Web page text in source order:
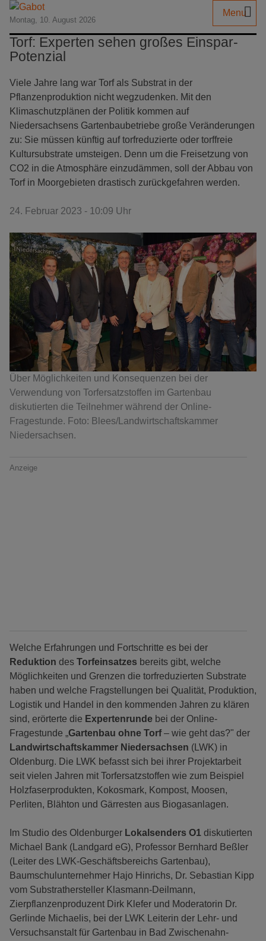
Montag, 10. August 2026
Menu
Torf: Experten sehen großes Einspar-
Potenzial
Viele Jahre lang war Torf als Substrat in der
Pflanzenproduktion nicht wegzudenken. Mit den
Klimaschutzplänen der Politik kommen auf
Niedersachsens Gartenbaubetriebe große Veränderungen
zu: Sie müssen künftig auf torfreduzierte oder torffreie
Kultursubstrate umsteigen. Denn um die Freisetzung von
CO2 in die Atmosphäre einzudämmen, soll der Abbau von
Torf in Moorgebieten drastisch zurückgefahren werden.
24. Februar 2023 - 10:09 Uhr
Über Möglichkeiten und Konsequenzen bei der
Verwendung von Torfersatzstoffen im Gartenbau
diskutierten die Teilnehmer während der Online-
Fragestunde. Foto: Blees/Landwirtschaftskammer
Niedersachsen.
Anzeige
Welche Erfahrungen und Fortschritte es bei der
Reduktion des Torfeinsatzes bereits gibt, welche
Möglichkeiten und Grenzen die torfreduzierten Substrate
haben und welche Fragstellungen bei Qualität, Produktion,
Logistik und Handel in den kommenden Jahren zu klären
sind, erörterte die Expertenrunde bei der Online-
Fragestunde „Gartenbau ohne Torf– wie geht das?" der
Landwirtschaftskammer Niedersachsen (LWK) in
Oldenburg. Die LWK befasst sich bei ihrer Projektarbeit
seit vielen Jahren mit Torfersatzstoffen wie zum Beispiel
Holzfaserprodukten, Kokosmark, Kompost, Moosen,
Perliten, Blähton und Gärresten aus Biogasanlagen.
Im Studio des Oldenburger Lokalsenders O1 diskutierten
Michael Bank (Landgard eG), Professor Bernhard Beßler
(Leiter des LWK-Geschäftsbereichs Gartenbau),
Baumschulunternehmer Hajo Hinrichs, Dr. Sebastian Kipp
vom Substrathersteller Klasmann-Deilmann,
Zierpflanzenproduzent Dirk Klefer und Moderatorin Dr.
Gerlinde Michaelis, bei der LWK Leiterin der Lehr- und
Versuchsanstalt für Gartenbau in Bad Zwischenahn-